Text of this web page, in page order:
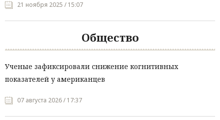
21 ноября 2025 / 15:07
Общество
Ученые зафиксировали снижение когнитивных
показателей у американцев
07 августа 2026 / 17:37